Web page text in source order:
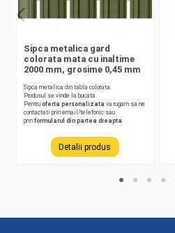
Sipca metalica gard
colorata mata cu inaltime
2000 mm, grosime 0,45 mm
Sipca metalica din tabla colorata.
Produsul se vinde la bucata.
Pentruoferta personalizata va rugam sa ne
contactati prin email/telefonic sau
prinformularul din partea dreapta.
Detalii produs